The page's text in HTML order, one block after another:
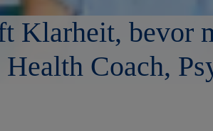
Klarheit, bevor
Coach,